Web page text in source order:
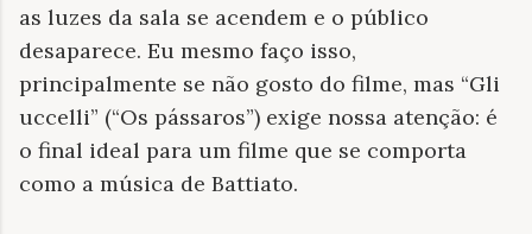
as luzes da sala se acendem e o público
desaparece. Eu mesmo faço isso,
principalmente se não gosto do filme, mas “Gli
uccelli” (“Os pássaros”) exige nossa atenção: é
o final ideal para um filme que se comporta
como a música de Battiato.